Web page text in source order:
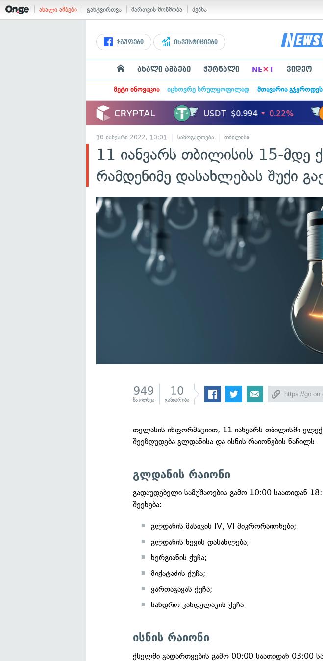
ახალი ამბები განტვირთვა მართვის მოწმობა ძებნა
ჯგუფები ინვესტიციები
ახალი ამბები ჟურნალი NE×T ვიდეო
მეტი ინოვაცია იცხოვრე სრულყოფილად მთავარია გჯეროდეს
10 იანვარი 2022, 10:01 საზოგადოება თბილისი
11 იანვარს თბილისის 15-მდე
რამდენიმე დასახლებას შუქი
949
წაკითხვა
10
გაზიარება
თელასის ინფორმაციით, 11 იანვარს თბილისში
შეეზღუდება გლდანისა და ისნის რაიონების ნაწილს.
გლდანის რაიონი
გადაუდებელი სამუშაოების გამო 10:00 საათიდან
შეეხება:
გლდანის მასივის IV, VI მიკრორაიონები;
გლდანის ხევის დასახლება;
ხერგიანის ქუჩა;
მიქატაძის ქუჩა;
ვართაგავას ქუჩა;
სანდრო კანდელაკის ქუჩა.
ისნის რაიონი
ქსელში გადართვების გამო 00:00 საათიდან 03:00